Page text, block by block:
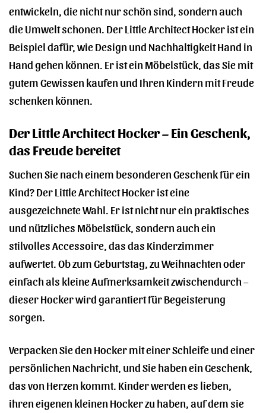
entwickeln, die nicht nur schön sind, sondern auch
die Umwelt schonen. Der Little Architect Hocker ist ein
Beispiel dafür, wie Design und Nachhaltigkeit Hand in
Hand gehen können. Er ist ein Möbelstück, das Sie mit
gutem Gewissen kaufen und Ihren Kindern mit Freude
schenken können.
Der Little Architect Hocker – Ein Geschenk,
das Freude bereitet
Suchen Sie nach einem besonderen Geschenk für ein
Kind? Der Little Architect Hocker ist eine
ausgezeichnete Wahl. Er ist nicht nur ein praktisches
und nützliches Möbelstück, sondern auch ein
stilvolles Accessoire, das das Kinderzimmer
aufwertet. Ob zum Geburtstag, zu Weihnachten oder
einfach als kleine Aufmerksamkeit zwischendurch –
dieser Hocker wird garantiert für Begeisterung
sorgen.
Verpacken Sie den Hocker mit einer Schleife und einer
persönlichen Nachricht, und Sie haben ein Geschenk,
das von Herzen kommt. Kinder werden es lieben,
ihren eigenen kleinen Hocker zu haben, auf dem sie